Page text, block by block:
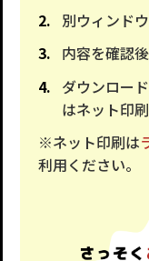
別ウィンド
内容を確認
ダウンロー
はネット印
※ネット印刷は
利用ください。